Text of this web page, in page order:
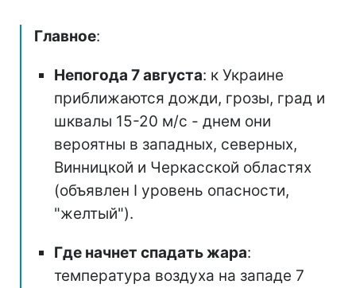
Главное:
Непогода 7 августа: к Украине
приближаются дожди, грозы, град и
шквалы 15-20 м/с - днем они
вероятны в западных, северных,
Винницкой и Черкасской областях
(объявлен I уровень опасности,
"желтый").
Где начнет спадать жара:
температура воздуха на западе 7